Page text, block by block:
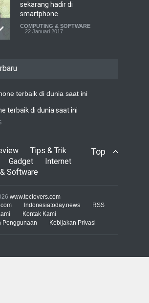
sekarang hadir di
smartphone
COMPUTING & SOFTWARE
22 Januari 2017
COMPUTING & SOFTWARE
7 Januari 2017
turunkan penawaran ke 4,48
miliar dolar
INTERNET
terbaik di dunia saat ini
Top
Tips & Trik
Gadget
Internet
Software
www.teclovers.com
Indonesiatoday.news
RSS
Kontak Kami
Penggunaan
Kebijakan Privasi